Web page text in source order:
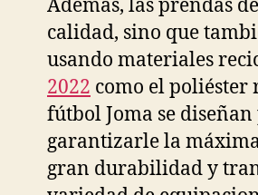
Además, las prendas
calidad, sino que
usando materiales
2022 como el poliéster
fútbol Joma se
garantizarle la
gran durabilidad y